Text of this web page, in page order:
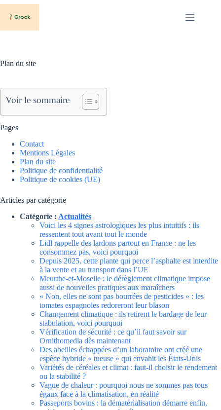
Passer
contenu
Plan du site
Voir le sommaire
Pages
Contact
Mentions Légales
Plan du site
Politique de confidentialité
Politique de cookies (UE)
Articles par catégorie
Catégorie : Actualités
Voici les 4 signes astrologiques les plus intuitifs : ils
ressentent tout avant tout le monde
Lidl rappelle des lardons partout en France : ne les
consommez pas, voici pourquoi
Depuis 2025, cette plante qui perce l’asphalte est interdite
à la vente et au transport dans l’UE
Meurthe-et-Moselle : le dérèglement climatique impose
aussi de nouvelles pratiques aux maraîchers
« Non, elles ne sont pas bourrées de pesticides » : les
tomates espagnoles redoreront leur blason
Changement climatique : ils retirent le bardage de leur
stabulation, voici pourquoi
Vérification de sécurité : ce qu’il faut savoir sur
Ornithomedia dès maintenant
Des abeilles échappées d’un laboratoire ont créé une
espèce hybride « tueuse » qui envahit les États-Unis
Variétés de céréales et climat : faut-il choisir le rendement
ou la stabilité ?
Vague de chaleur : pourquoi nous ne sommes pas tous
égaux face à la climatisation, en réalité
Passeports bovins : la dématérialisation démarre enfin,